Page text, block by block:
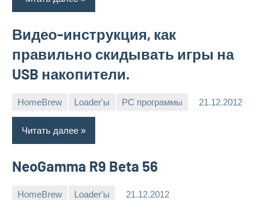
Видео-инструкция, как
правильно скидывать игры на
USB накопители.
HomeBrew Loader'ы PC программы 21.12.2012
комментариев
Читать далее
NeoGamma R9 Beta 56
HomeBrew Loader'ы 21.12.2012